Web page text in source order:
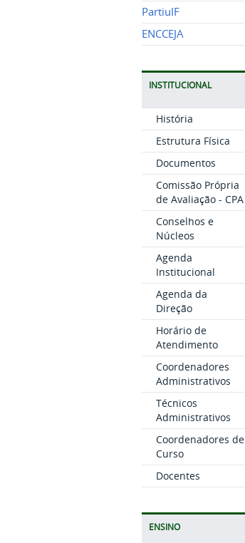
PartiuIF
ENCCEJA
INSTITUCIONAL
História
Estrutura Física
Documentos
Comissão Própria
de Avaliação - CPA
Conselhos e
Núcleos
Agenda
Institucional
Agenda da
Direção
Horário de
Atendimento
Coordenadores
Administrativos
Técnicos
Administrativos
Coordenadores de
Curso
Docentes
ENSINO